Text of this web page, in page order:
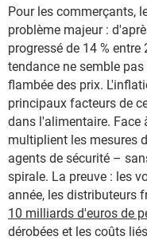
Pour les commerçants,
problème majeur :
progressé de 14 %
tendance ne semble
flambée des prix.
principaux facteurs de
dans l'alimentaire. Face
multiplient les mesures
agents de sécurité –
spirale. La preuve : les
année, les distributeurs
10 milliards d'euros de
dérobées et les coûts